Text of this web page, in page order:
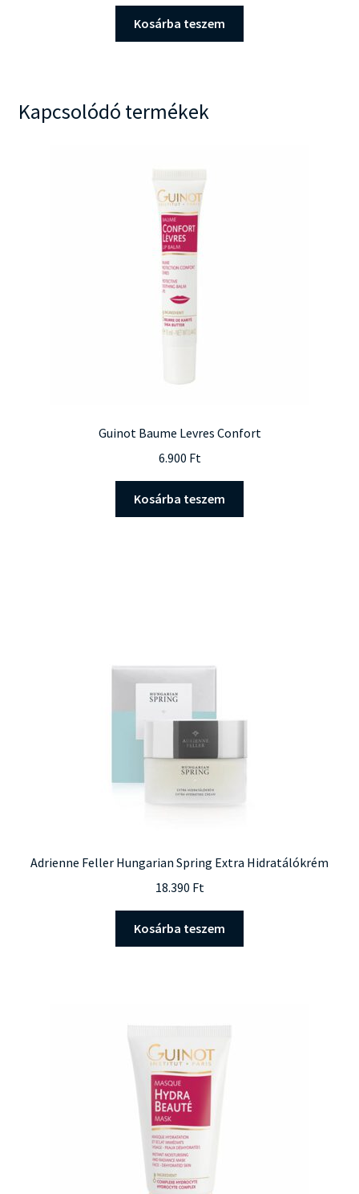
Kosárba teszem
Kapcsolódó termékek
Guinot Baume Levres Confort
6.900 Ft
Kosárba teszem
Adrienne Feller Hungarian Spring Extra Hidratálókrém
18.390 Ft
Kosárba teszem